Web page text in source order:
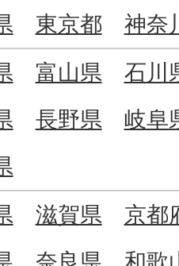
東京都 神奈
富山県
石川
長野県
岐阜
滋賀県
京都